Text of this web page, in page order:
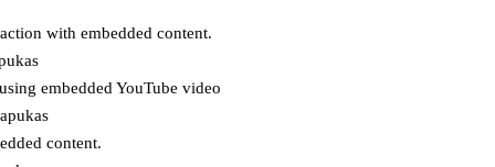
with embedded content.
embedded YouTube video
content.